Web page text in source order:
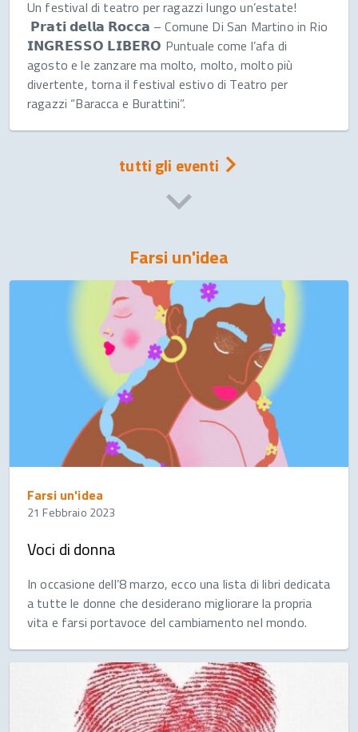
Un festival di teatro per ragazzi lungo un’estate!
𝗣𝗿𝗮𝘁𝗶 𝗱𝗲𝗹𝗹𝗮 𝗥𝗼𝗰𝗰𝗮 – Comune Di San Martino in Rio
𝗜𝗡𝗚𝗥𝗘𝗦𝗦𝗢 𝗟𝗜𝗕𝗘𝗥𝗢 Puntuale come l’afa di
agosto e le zanzare ma molto, molto, molto più
divertente, torna il festival estivo di Teatro per
ragazzi “Baracca e Burattini”.
tutti gli eventi
Farsi un'idea
Farsi un'idea
21 Febbraio 2023
Voci di donna
In occasione dell’8 marzo, ecco una lista di libri dedicata
a tutte le donne che desiderano migliorare la propria
vita e farsi portavoce del cambiamento nel mondo.